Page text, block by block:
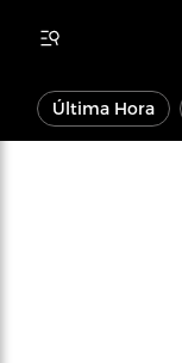
Última Hora